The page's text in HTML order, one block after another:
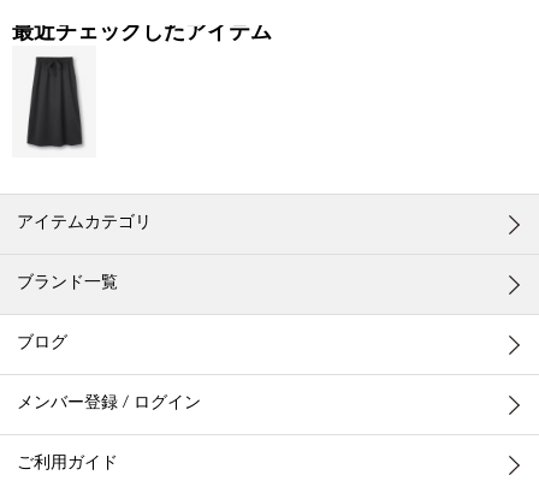
最近チェックしたアイテム
アイテムカテゴリ
ブランド一覧
ブログ
メンバー登録 / ログイン
ご利用ガイド